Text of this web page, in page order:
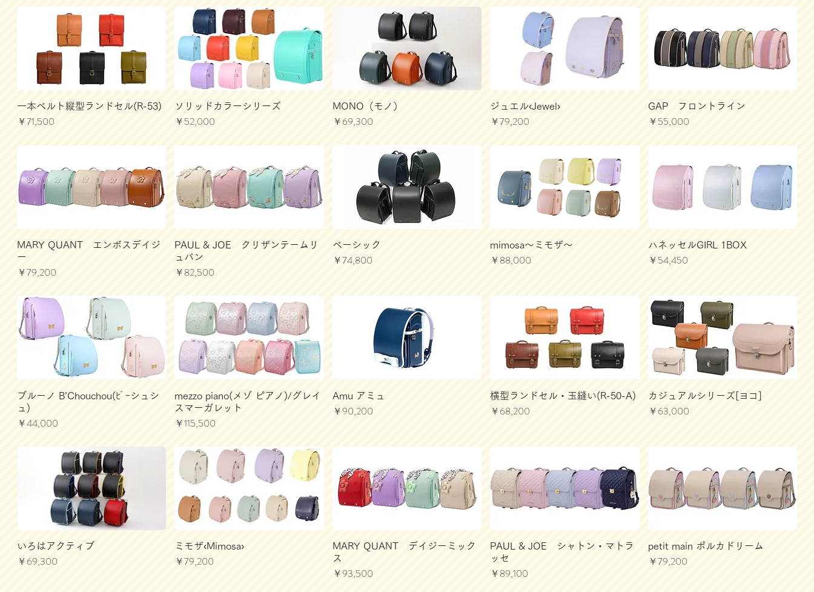
一本ベルト縦型ランドセル(R-53)
価格
￥71,500
ソリッドカラーシリーズ
価格
￥52,000
MONO（モノ）
価格
￥69,300
ジュエル‹Jewel›
価格
￥79,200
GAP フロントライン
価格
￥55,000
MARY QUANT エンボスデイジ
ー
価格
￥79,200
PAUL & JOE クリザンテームリ
ュバン
価格
￥82,500
ベーシック
価格
￥74,800
mimosa～ミモザ～
価格
￥88,000
ハネッセルGIRL 1BOX
価格
￥54,450
ブルーノ B’Chouchou(ﾋﾞｰシュシ
ュ)
価格
￥44,000
mezzo piano(メゾ ピアノ)/グレイ
スマーガレット
価格
￥115,500
Amu アミュ
価格
￥90,200
横型ランドセル・玉縫い(R-50-A)
価格
￥68,200
カジュアルシリーズ[ヨコ]
価格
￥63,000
いろはアクティブ
価格
￥69,300
ミモザ‹Mimosa›
価格
￥79,200
MARY QUANT デイジーミック
ス
価格
￥93,500
PAUL & JOE シャトン・マトラ
ッセ
価格
￥89,100
petit main ポルカドリーム
価格
￥79,200